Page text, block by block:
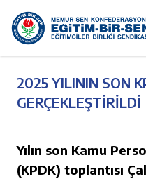
2025 YILININ SON
GERÇEKLEŞTİRİLDİ
Yılın son Kamu
(KPDK) toplantısı